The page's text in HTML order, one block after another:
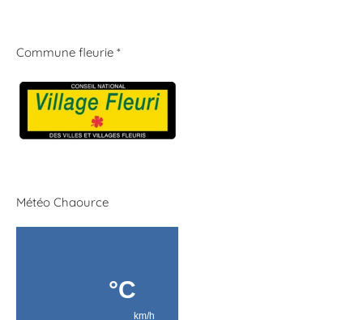
Commune fleurie *
Météo Chaource